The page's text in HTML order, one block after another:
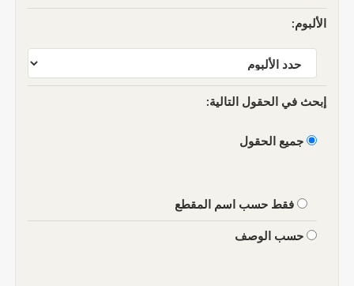
الألبوم:
إبحث في الحقول التالية:
جميع الحقول
فقط حسب اسم المقطع
حسب الوصف